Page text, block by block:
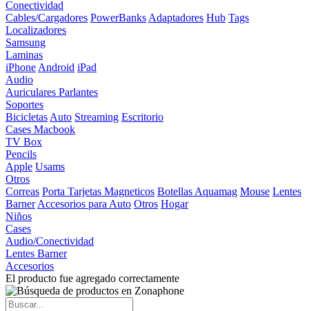
Conectividad
Cables/Cargadores PowerBanks Adaptadores Hub Tags
Localizadores
Samsung
Laminas
iPhone Android iPad
Audio
Auriculares Parlantes
Soportes
Bicicletas Auto Streaming Escritorio
Cases Macbook
TV Box
Pencils
Apple Usams
Otros
Correas Porta Tarjetas Magneticos Botellas Aquamag Mouse Lentes
Barner Accesorios para Auto Otros Hogar
Niños
Cases
Audio/Conectividad
Lentes Barner
Accesorios
El producto fue agregado correctamente